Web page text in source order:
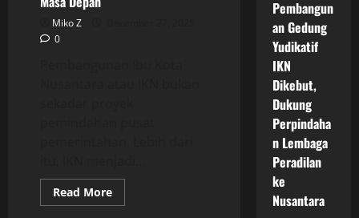
Miko Z
0
Read MoreRead
more
Pembangun
an Gedung
Yudikatif
IKN
Dikebut,
Dukung
Perpindaha
n Lembaga
Peradilan
ke
Nusantara